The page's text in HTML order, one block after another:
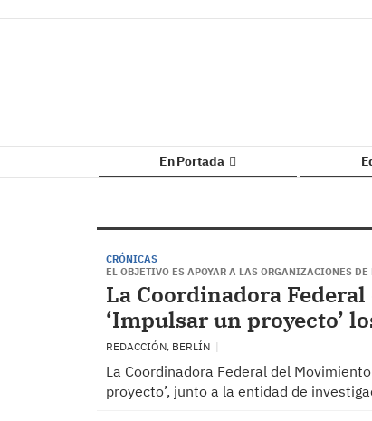
En Portada
CRÓNICAS
EL OBJETIVO ES APOYAR A LAS ORGANIZACIONES
La Coordinadora
‘Impulsar un proyecto’
REDACCIÓN, BERLÍN
La Coordinadora Federal del
proyecto’, junto a la entidad de